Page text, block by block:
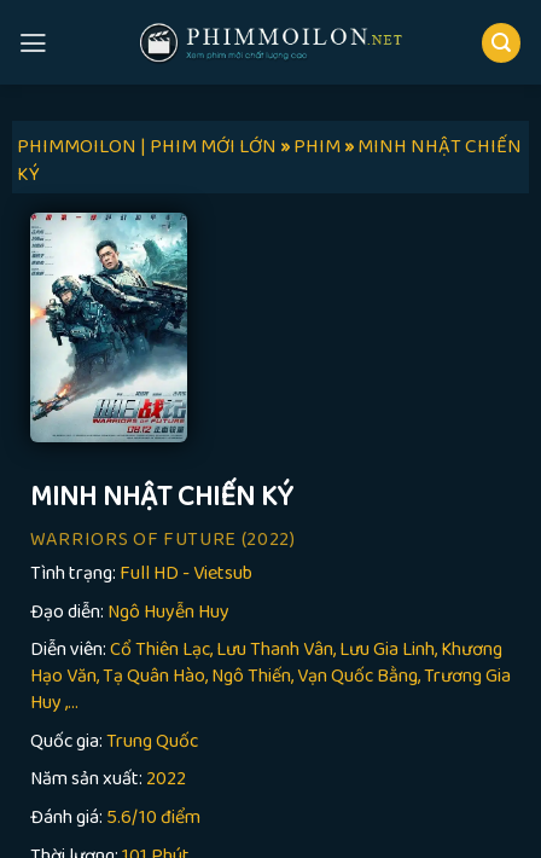
PHIMMOILON | PHIM MỚI LỚN»PHIM»MINH NHẬT CHIẾN
KÝ
MINH NHẬT CHIẾN KÝ
WARRIORS OF FUTURE (2022)
Tình trạng: Full HD - Vietsub
Đạo diễn: Ngô Huyễn Huy
Diễn viên:Cổ Thiên Lạc, Lưu Thanh Vân, Lưu Gia Linh, Khương
Hạo Văn, Tạ Quân Hào, Ngô Thiến, Vạn Quốc Bằng, Trương Gia
Huy ,...
Quốc gia:Trung Quốc
Năm sản xuất: 2022
Đánh giá: 5.6/10 điểm